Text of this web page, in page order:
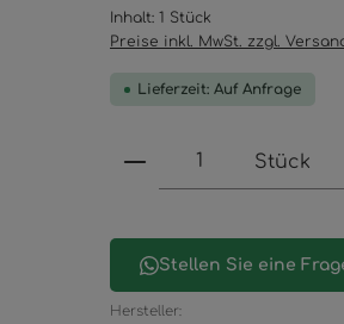
Inhalt: 1 Stück
Preise inkl. MwSt. zzgl.
Lieferzeit: Auf Anfrage
Produkt Stück
Stellen Sie eine
Hersteller: